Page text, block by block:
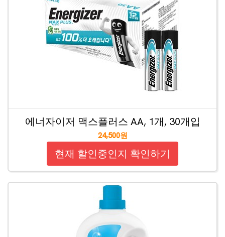
에너자이저 맥스플러스 AA, 1개, 30개입
24,500원
현재 할인중인지 확인하기